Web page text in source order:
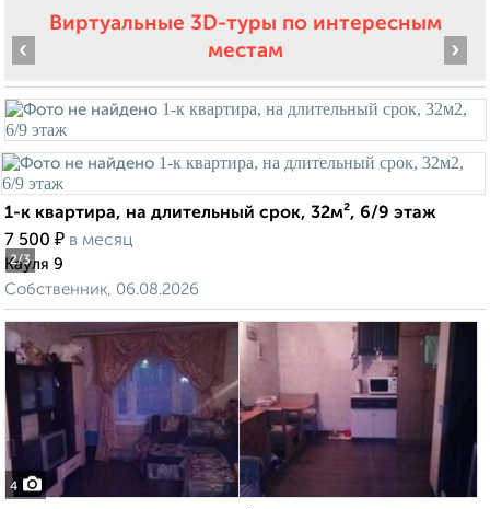
Виртуальные 3D-туры по интересным
местам
2/3
‹ ›
1-к квартира, на длительный срок, 32м², 6/9 этаж
7 500 ₽ в месяц
Кауля 9
Собственник, 06.08.2026
4